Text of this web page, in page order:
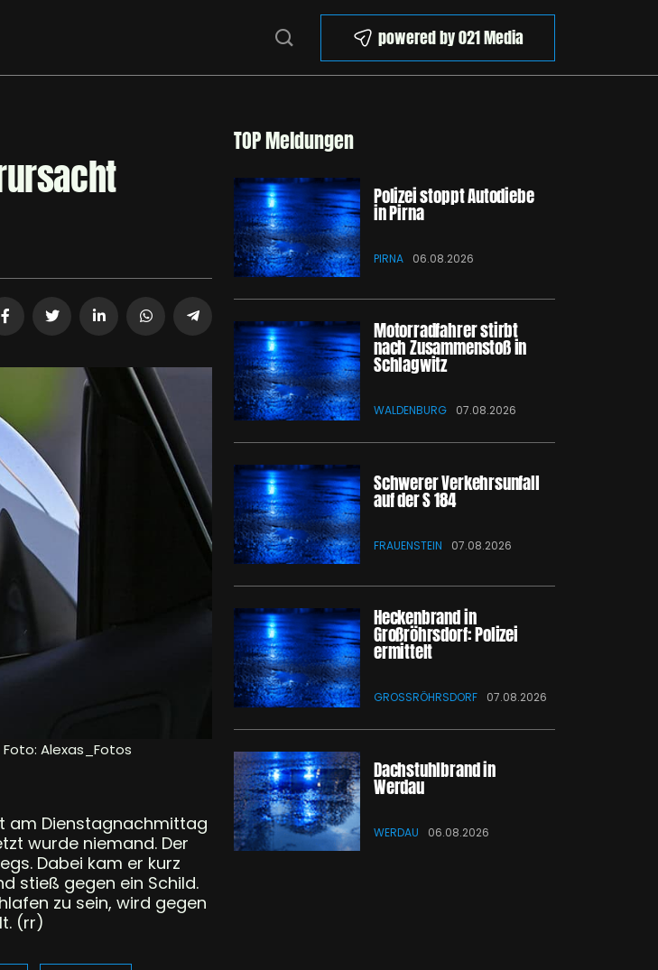
powered by 021 Media
Alexas_Fotos
am Dienstagnachmittag
wurde niemand. Der
Dabei kam er kurz
stieß gegen ein Schild.
zu sein, wird gegen
(rr)
TOP Meldungen
Polizei stoppt Autodiebe
in Pirna
PIRNA 06.08.2026
Motorradfahrer stirbt
nach Zusammenstoß in
Schlagwitz
WALDENBURG 07.08.2026
Schwerer Verkehrsunfall
auf der S 184
FRAUENSTEIN 07.08.2026
Heckenbrand in
Großröhrsdorf: Polizei
ermittelt
GROSSRÖHRSDORF 07.08.2026
Dachstuhlbrand in
Werdau
WERDAU 06.08.2026